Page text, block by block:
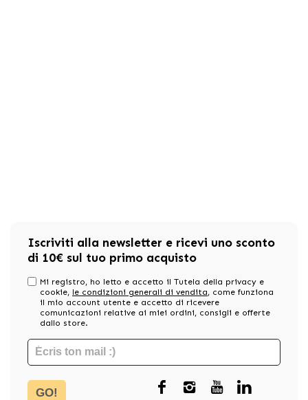
Iscriviti alla newsletter e ricevi uno sconto
di 10€ sul tuo primo acquisto
Mi registro, ho letto e accetto il Tutela della privacy e
cookie, le condizioni generali di vendita, come funziona
il mio account utente e accetto di ricevere
comunicazioni relative ai miei ordini, consigli e offerte
dallo store.
GO!